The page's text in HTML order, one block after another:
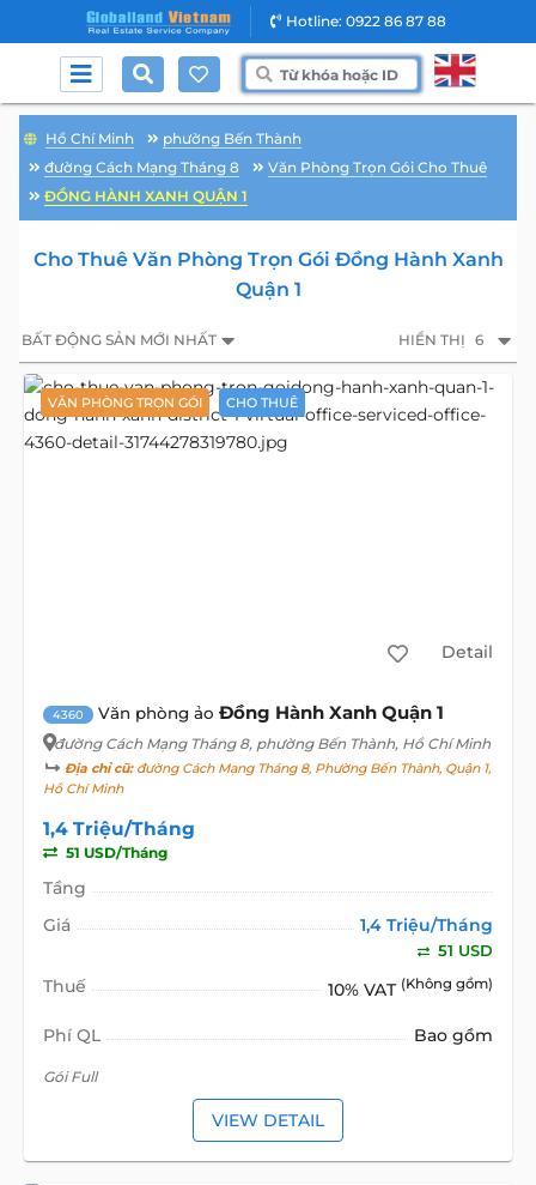
Hotline: 0922 86 87 88
Hồ Chí Minh
phường Bến Thành
đường Cách Mạng Tháng 8
Văn Phòng Trọn Gói Cho Thuê
ĐỒNG HÀNH XANH QUẬN 1
Cho Thuê Văn Phòng Trọn Gói Đồng Hành Xanh
Quận 1
BẤT ĐỘNG SẢN MỚI NHẤT HIỂN THỊ 6
VĂN PHÒNG TRỌN GÓI CHO THUÊ
Detail
4360 Văn phòng ảo Đồng Hành Xanh Quận 1
đường Cách Mạng Tháng 8, phường Bến Thành, Hồ Chí Minh
Địa chỉ cũ:đường Cách Mạng Tháng 8, Phường Bến Thành, Quận 1,
Hồ Chí Minh
1,4 Triệu/Tháng
51 USD/Tháng
Tầng
Giá
1,4 Triệu/Tháng
51 USD
Thuế 10% VAT (Không gồm)
Phí QL Bao gồm
Gói Full
VIEW DETAIL